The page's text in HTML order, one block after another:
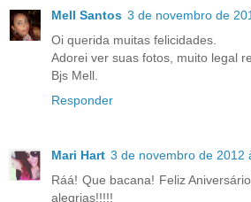
Mell Santos 3 de novembro de
Oi querida muitas felicidades.
Adorei ver suas fotos, muito legal
Bjs Mell.
Responder
Mari Hart 3 de novembro de 2012
Ráá! Que bacana! Feliz
alegrias!!!!!